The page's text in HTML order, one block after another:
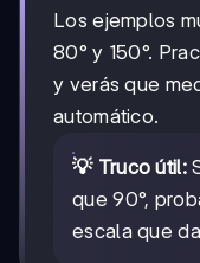
Los ejemplos
80° y 150°.
y verás que
automático.
💡 Truco útil:
que 90°,
escala que